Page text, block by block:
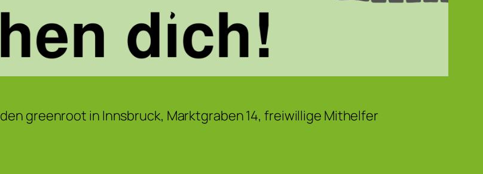
greenroot in Innsbruck, Marktgraben 14, freiwillige Mithelfer